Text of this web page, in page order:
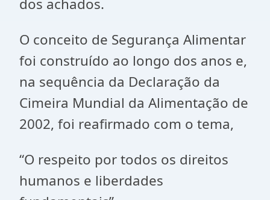
dos achados.
O conceito de Segurança Alimentar
foi construído ao longo dos anos e,
na sequência da Declaração da
Cimeira Mundial da Alimentação de
2002, foi reafirmado com o tema,
“O respeito por todos os direitos
humanos e liberdades